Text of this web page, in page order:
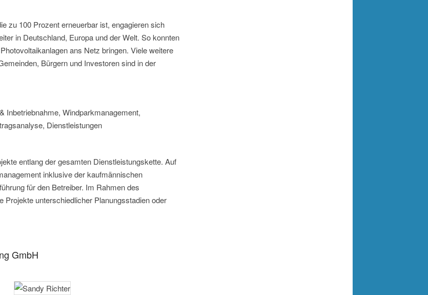
zu 100 Prozent erneuerbar ist, engagieren sich
in Deutschland, Europa und der Welt. So konnten
ans Netz bringen. Viele weitere
Bürgern und Investoren sind in der
Inbetriebnahme, Windparkmanagement,
Dienstleistungen
entlang der gesamten Dienstleistungskette. Auf
inklusive der kaufmännischen
für den Betreiber. Im Rahmen des
Projekte unterschiedlicher Planungsstadien oder
GmbH